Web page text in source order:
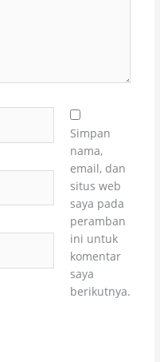
Simpan
nama,
email, dan
situs web
saya pada
peramban
ini untuk
komentar
saya
berikutnya.